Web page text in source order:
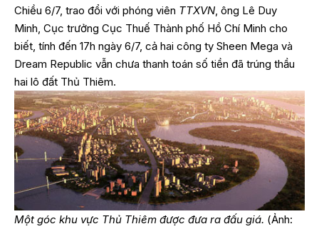
Chiều 6/7, trao đổi với phóng viên TTXVN, ông Lê Duy
Minh, Cục trưởng Cục Thuế Thành phố Hồ Chí Minh cho
biết, tính đến 17h ngày 6/7, cả hai công ty Sheen Mega và
Dream Republic vẫn chưa thanh toán số tiền đã trúng thầu
hai lô đất Thủ Thiêm.
Một góc khu vực Thủ Thiêm được đưa ra đấu giá. (Ảnh: